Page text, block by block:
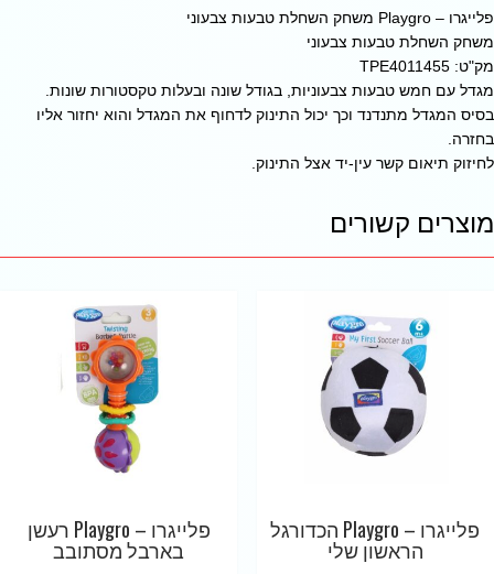
פלייגרו – Playgro משחק השחלת טבעות צבעוני
משחק השחלת טבעות צבעוני
מק"ט: TPE4011455
מגדל עם חמש טבעות צבעוניות, בגודל שונה ובעלות טקסטורות שונות.
בסיס המגדל מתנדנד וכך יכול התינוק לדחוף את המגדל והוא יחזור אליו
בחזרה.
לחיזוק תיאום קשר עין-יד אצל התינוק.
מוצרים קשורים
פלייגרו – Playgro הכדורגל
הראשון שלי
פלייגרו – Playgro רעשן
בארבל מסתובב